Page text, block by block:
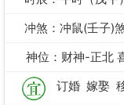
冲煞：冲鼠(壬子)
神位：财神-正北
订婚 嫁娶